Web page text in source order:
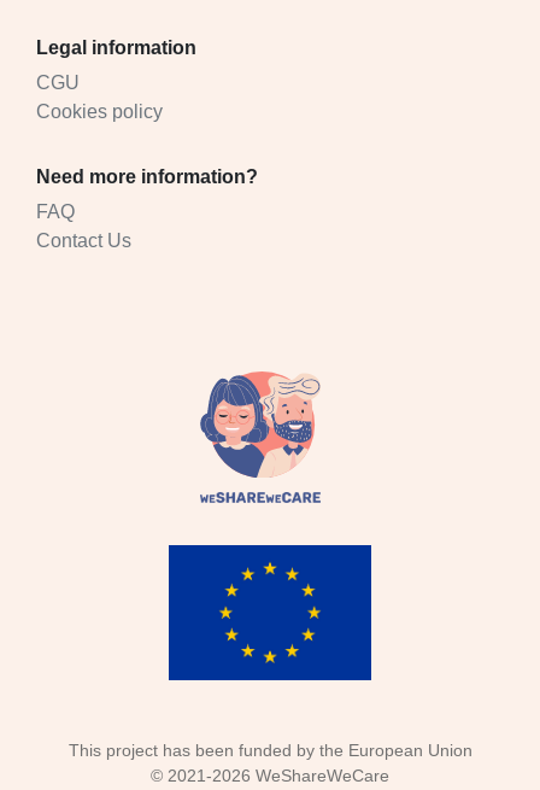
Legal information
CGU
Cookies policy
Need more information?
FAQ
Contact Us
This project has been funded by the European Union
© 2021-2026 WeShareWeCare